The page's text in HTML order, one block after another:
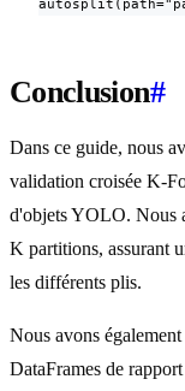
Conclusion#
Dans ce guide, nous
validation croisée K-
d'objets YOLO. Nous
K partitions, assurant
les différents plis.
Nous avons
DataFrames de